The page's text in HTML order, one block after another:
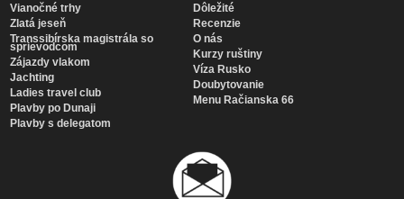
Vianočné trhy
Zlatá jeseň
Transsibírska magistrála so
sprievodcom
Zájazdy vlakom
Jachting
Ladies travel club
Plavby po Dunaji
Plavby s delegatom
Dôležité
Recenzie
O nás
Kurzy ruštiny
Víza Rusko
Doubytovanie
Menu Račianska 66